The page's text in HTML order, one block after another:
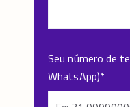
Seu número de
WhatsApp)*